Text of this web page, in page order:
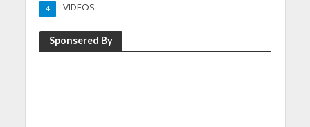
VIDEOS
4
Sponsered By